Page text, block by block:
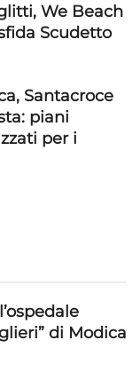
We Beach
Scudetto
Santacroce
piani
per i
di Modica